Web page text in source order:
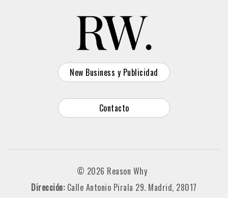
New Business y Publicidad
Contacto
© 2026 Reason Why
Dirección: Calle Antonio Pirala 29. Madrid, 28017